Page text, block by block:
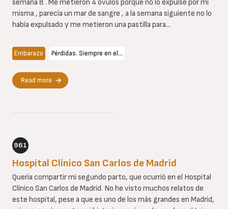
semana 8 . Me metieron 4 ovulos porque no lo expulsé por mi
misma , parecía un mar de sangre , a la semana siguiente no lo
había expulsado y me metieron una pastilla para...
Embarazo Pérdidas. Siempre en el…
Read more
961
Hospital Clínico San Carlos de Madrid
Quería compartir mi segundo parto, que ocurrió en el Hospital
Clínico San Carlos de Madrid. No he visto muchos relatos de
este hospital, pese a que es uno de los más grandes en Madrid,